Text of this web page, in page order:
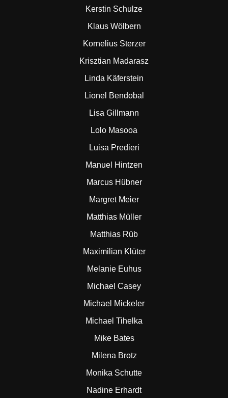
Kerstin Schulze
Klaus Wölbern
Kornelius Sterzer
Krisztian Madarasz
Linda Käferstein
Lionel Bendobal
Lisa Gillmann
Lolo Masooa
Luisa Predieri
Manuel Hintzen
Marcus Hübner
Margret Meier
Matthias Müller
Matthias Rüb
Maximilian Klüter
Melanie Euhus
Michael Casey
Michael Mickeler
Michael Tihelka
Mike Bates
Milena Brotz
Monika Schutte
Nadine Erhardt